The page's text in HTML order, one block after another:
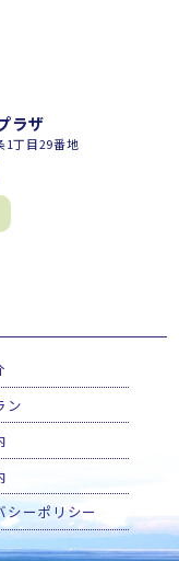
ラザ
丁目29番地
ン
シーポリシー